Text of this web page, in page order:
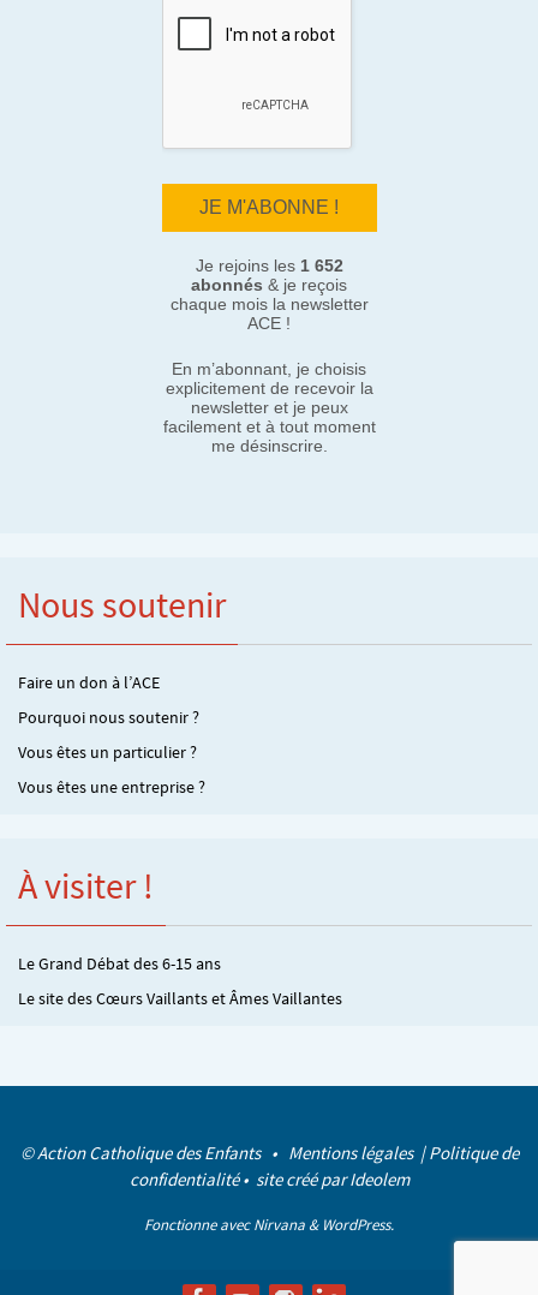
Je rejoins les 1 652
abonnés & je reçois
chaque mois la newsletter
ACE !
En m’abonnant, je choisis
explicitement de recevoir la
newsletter et je peux
facilement et à tout moment
me désinscrire.
Nous soutenir
Faire un don à l’ACE
Pourquoi nous soutenir ?
Vous êtes un particulier ?
Vous êtes une entreprise ?
À visiter !
Le Grand Débat des 6-15 ans
Le site des Cœurs Vaillants et Âmes Vaillantes
© Action Catholique des Enfants • Mentions légales |Politique de
confidentialité• site créé parIdeolem
Fonctionne avecNirvana & WordPress.